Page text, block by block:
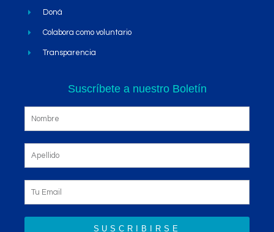
Doná
Colabora como voluntario
Transparencia
Suscríbete a nuestro Boletín
SUSCRIBIRSE